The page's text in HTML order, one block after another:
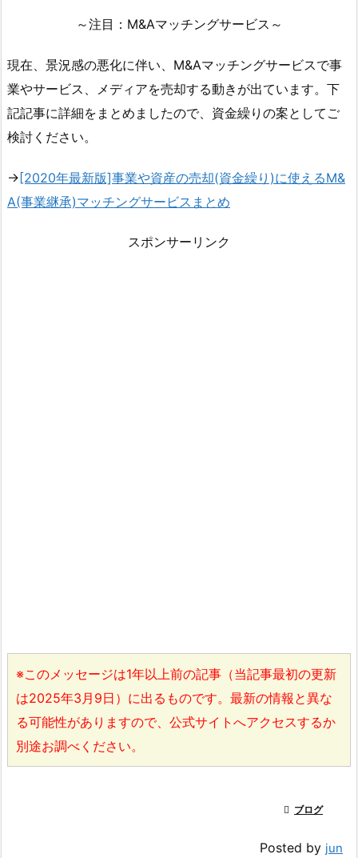
～注目：M&Aマッチングサービス～
現在、景況感の悪化に伴い、M&Aマッチングサービスで事
業やサービス、メディアを売却する動きが出ています。下
記記事に詳細をまとめましたので、資金繰りの案としてご
検討ください。
→[2020年最新版]事業や資産の売却(資金繰り)に使えるM&
A(事業継承)マッチングサービスまとめ
スポンサーリンク
※このメッセージは1年以上前の記事（当記事最初の更新
は2025年3月9日）に出るものです。最新の情報と異な
る可能性がありますので、公式サイトへアクセスするか
別途お調べください。
 ブログ
Posted by jun